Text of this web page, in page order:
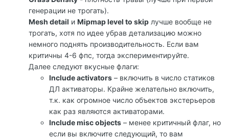
генерации не трогать).
Mesh detail и Mipmap level to skip лучше вообще не
трогать, хотя по идее убрав детализацию можно
немного поднять производительность. Если вам
критичны 4-6 фпс, тогда экспериментируйте.
Далее следуют вкусные флаги:
Include activators – включить в число статиков
ДЛ активаторы. Крайне желательно включить,
т.к. как огромное число объектов экстерьеров
как раз являются активаторами.
Include misc objects – менее критичный флаг, но
если вы включите следующий, то вам